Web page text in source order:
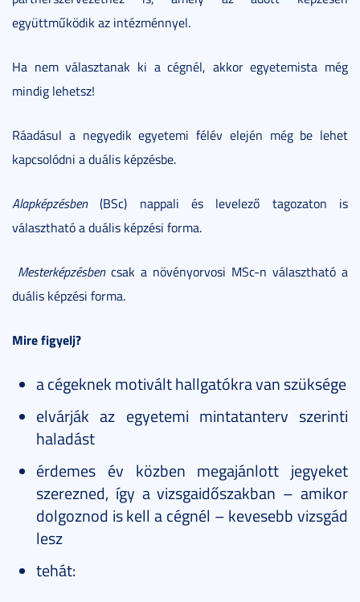
együttműködik az intézménnyel.
Ha nem választanak ki a cégnél, akkor egyetemista még
mindig lehetsz!
Ráadásul a negyedik egyetemi félév elején még be lehet
kapcsolódni a duális képzésbe.
Alapképzésben(BSc) nappali és levelező tagozaton is
választható a duális képzési forma.
Mesterképzésbencsak a növényorvosi MSc-n választható a
duális képzési forma.
Mire figyelj?
a cégeknek motivált hallgatókra van szüksége
elvárják az egyetemi mintatanterv szerinti
haladást
érdemes év közben megajánlott jegyeket
szerezned, így a vizsgaidőszakban – amikor
dolgoznod is kell a cégnél – kevesebb vizsgád
lesz
tehát: